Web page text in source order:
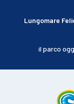
Lungomare
il parco